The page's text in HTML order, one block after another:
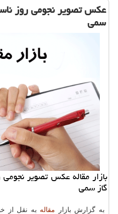
عكس تصویر نجومی روز
سمی
بازار مقاله عكس تصویر
گاز سمی
به گزارش بازار مقاله